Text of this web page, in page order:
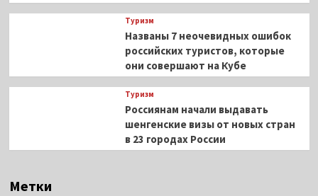
Туризм
Названы 7 неочевидных ошибок
российских туристов, которые
они совершают на Кубе
Туризм
Россиянам начали выдавать
шенгенские визы от новых стран
в 23 городах России
Метки